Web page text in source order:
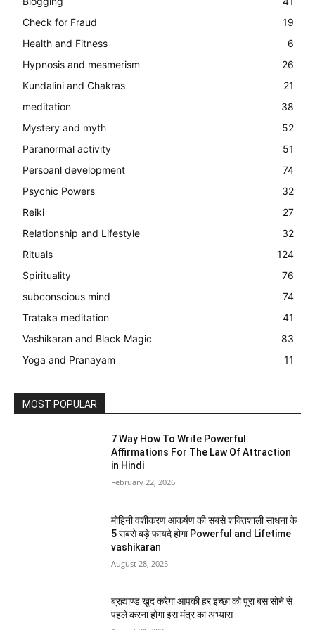
Check for Fraud
19
Health and Fitness
6
Hypnosis and mesmerism
26
Kundalini and Chakras
21
meditation
38
Mystery and myth
52
Paranormal activity
51
Persoanl development
74
Psychic Powers
32
Reiki
27
Relationship and Lifestyle
32
Rituals
124
Spirituality
76
subconscious mind
74
Trataka meditation
41
Vashikaran and Black Magic
83
Yoga and Pranayam
11
MOST POPULAR
7 Way How To Write Powerful
Affirmations For The Law Of Attraction
in Hindi
February 22, 2026
मोहिनी वशीकरण आकर्षण की सबसे शक्तिशाली साधना के
5 सबसे बड़े फायदे होगा Powerful and Lifetime
vashikaran
August 28, 2025
ब्रह्माण्ड खुद करेगा आपकी हर इच्छा को पूरा बस सोने से
पहले करना होगा इस मंत्र का अभ्यास